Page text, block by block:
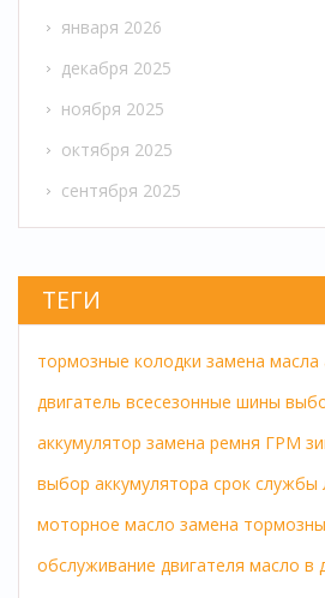
января 2026
декабря 2025
ноября 2025
октября 2025
сентября 2025
ТЕГИ
тормозные колодки замена масла
двигатель всесезонные шины
аккумулятор замена ремня ГРМ
выбор аккумулятора срок службы
моторное масло замена
обслуживание двигателя масло в